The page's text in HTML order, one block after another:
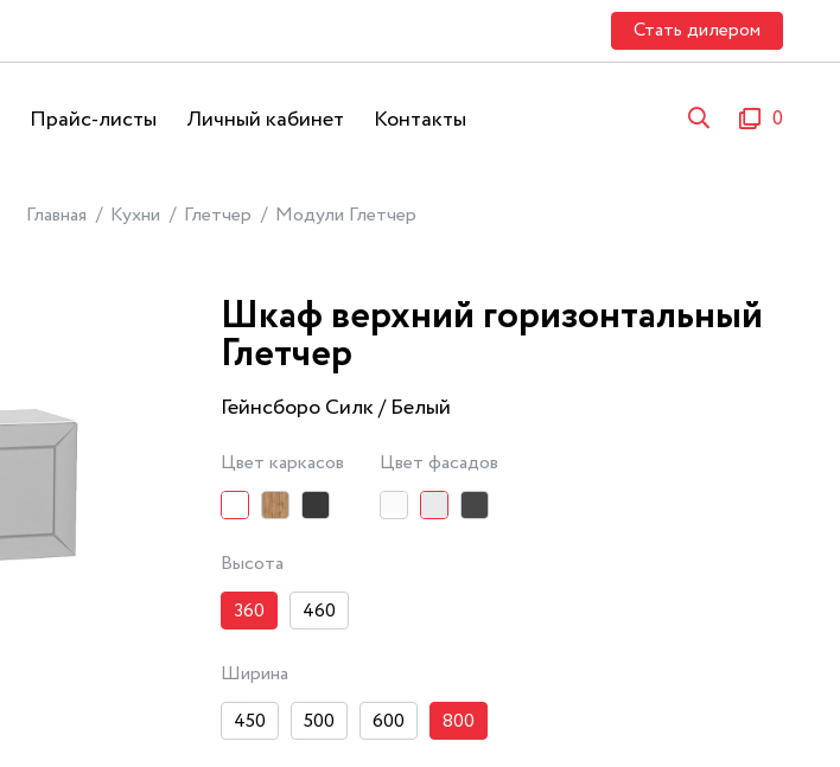
Стать дилером
Прайс-листы Личный кабинет Контакты 0
Главная Кухни Глетчер Модули Глетчер
Шкаф верхний горизонтальный
Глетчер
Гейнсборо Силк / Белый
Цвет каркасов Цвет фасадов
Высота
360
460
Ширина
450
500 600 800